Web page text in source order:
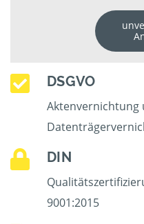
DSGVO
Aktenvernichtung
DIN
9001:2015